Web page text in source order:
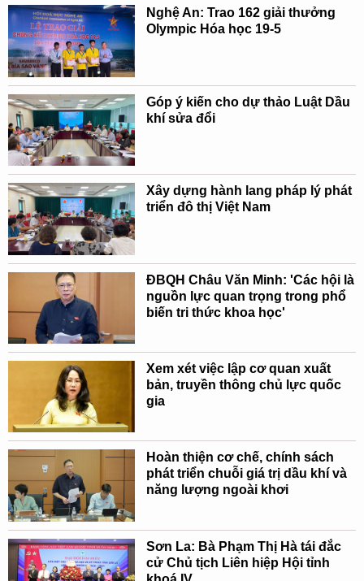
Nghệ An: Trao 162 giải thưởng
Olympic Hóa học 19-5
Góp ý kiến cho dự thảo Luật Dầu
khí sửa đổi
Xây dựng hành lang pháp lý phát
triển đô thị Việt Nam
ĐBQH Châu Văn Minh: 'Các hội là
nguồn lực quan trọng trong phổ
biến tri thức khoa học'
Xem xét việc lập cơ quan xuất
bản, truyền thông chủ lực quốc
gia
Hoàn thiện cơ chế, chính sách
phát triển chuỗi giá trị dầu khí và
năng lượng ngoài khơi
Sơn La: Bà Phạm Thị Hà tái đắc
cử Chủ tịch Liên hiệp Hội tỉnh